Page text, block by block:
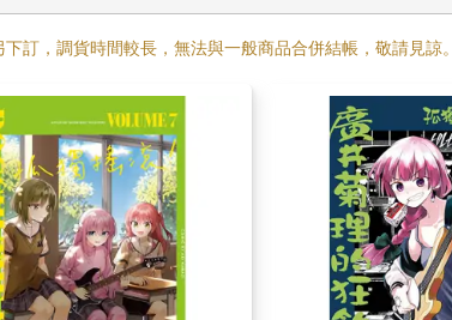
訂，調貨時間較長，無法與一般商品合併結帳，敬請見諒。